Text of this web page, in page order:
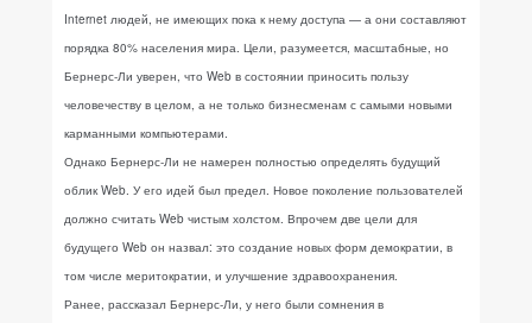
Internet людей, не имеющих пока к нему доступа — а они составляют
порядка 80% населения мира. Цели, разумеется, масштабные, но
Бернерс-Ли уверен, что Web в состоянии приносить пользу
человечеству в целом, а не только бизнесменам с самыми новыми
карманными компьютерами.
Однако Бернерс-Ли не намерен полностью определять будущий
облик Web. У его идей был предел. Новое поколение пользователей
должно считать Web чистым холстом. Впрочем две цели для
будущего Web он назвал: это создание новых форм демократии, в
том числе меритократии, и улучшение здравоохранения.
Ранее, рассказал Бернерс-Ли, у него были сомнения в